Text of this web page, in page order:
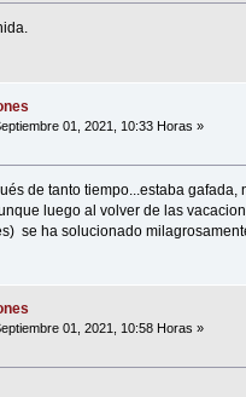
01, 2021, 10:33 Horas »
de tanto tiempo...estaba
luego al volver de las
se ha solucionado
01, 2021, 10:58 Horas »